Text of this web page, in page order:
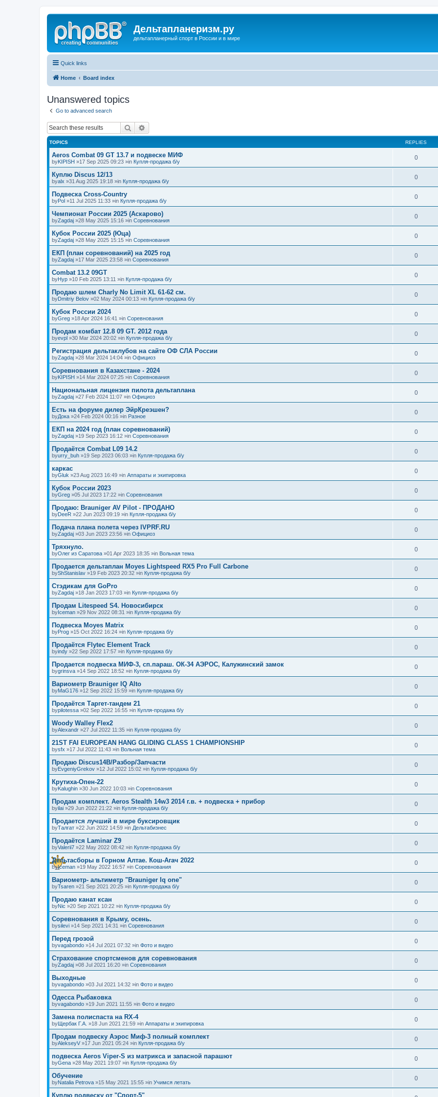
Дельтапланеризм.ру
дельтапланерный спорт в России и в мире
Quick links
Home Board index
Unanswered topics
Go to advanced search
Search
TOPICS REPLIES
Aeros Combat 09 GT 13.7 и подвеске МИФ
byKIPISH »17 Sep 2025 09:23 »in Купля-продажа б/у
0
Куплю Discus 12/13
byalx »31 Aug 2025 19:18 »in Купля-продажа б/у
0
Подвеска Cross-Country
byPol »11 Jul 2025 11:33 »in Купля-продажа б/у
0
Чемпионат России 2025 (Аскарово)
byZagdaj »28 May 2025 15:16 »in Соревнования
0
Кубок России 2025 (Юца)
byZagdaj »28 May 2025 15:15 »in Соревнования
0
ЕКП (план соревнований) на 2025 год
byZagdaj »17 Mar 2025 23:58 »in Соревнования
0
Combat 13.2 09GT
byНур »10 Feb 2025 13:11 »in Купля-продажа б/у
0
Продаю шлем Charly No Limit XL 61-62 см.
byDmitriy Belov »02 May 2024 00:13 »in Купля-продажа б/у
0
Кубок России 2024
byGreg »18 Apr 2024 16:41 »in Соревнования
0
Продам комбат 12.8 09 GT. 2012 года
byevpl »30 Mar 2024 20:02 »in Купля-продажа б/у
0
Регистрация дельтаклубов на сайте ОФ СЛА России
byZagdaj »28 Mar 2024 14:04 »in Официоз
0
Соревнования в Казахстане - 2024
byKIPISH »14 Mar 2024 07:25 »in Соревнования
0
Национальная лицензия пилота дельтаплана
byZagdaj »27 Feb 2024 11:07 »in Официоз
0
Есть на форуме дилер ЭйрКреэшен?
byДока »24 Feb 2024 00:16 »in Разное
0
ЕКП на 2024 год (план соревнований)
byZagdaj »19 Sep 2023 16:12 »in Соревнования
0
Продаётся Combat L09 14.2
byurry_buh »19 Sep 2023 06:03 »in Купля-продажа б/у
0
каркас
byGluk »23 Aug 2023 16:49 »in Аппараты и экипировка
0
Кубок России 2023
byGreg »05 Jul 2023 17:22 »in Соревнования
0
Продаю: Brauniger AV Pilot - ПРОДАНО
byDeeR »22 Jun 2023 09:19 »in Купля-продажа б/у
0
Подача плана полета через IVPRF.RU
byZagdaj »03 Jun 2023 23:56 »in Официоз
0
Тряхнуло.
byОлег из Саратова »01 Apr 2023 18:35 »in Вольная тема
0
Продается дельтаплан Moyes Lightspeed RX5 Pro Full Carbone
byShStanislav »19 Feb 2023 20:32 »in Купля-продажа б/у
0
Стэдикам для GoPro
byZagdaj »18 Jan 2023 17:03 »in Купля-продажа б/у
0
Продам Litespeed S4. Новосибирск
byIceman »29 Nov 2022 08:31 »in Купля-продажа б/у
0
Подвеска Moyes Matrix
byProg »15 Oct 2022 16:24 »in Купля-продажа б/у
0
Продаётся Flytec Element Track
byindy »22 Sep 2022 17:57 »in Купля-продажа б/у
0
Продается подвеска МИФ-3, сп.параш. ОК-34 АЭРОС, Калужинский замок
bygrinsva »14 Sep 2022 18:52 »in Купля-продажа б/у
0
Вариометр Brauniger IQ Alto
byMaG176 »12 Sep 2022 15:59 »in Купля-продажа б/у
0
Продаётся Таргет-тандем 21
bypilotessa »02 Sep 2022 16:55 »in Купля-продажа б/у
0
Woody Walley Flex2
byAlexandr »27 Jul 2022 11:35 »in Купля-продажа б/у
0
21ST FAI EUROPEAN HANG GLIDING CLASS 1 CHAMPIONSHIP
bysfx »17 Jul 2022 11:43 »in Вольная тема
0
Продаю Discus14B/Разбор/Запчасти
byEvgeniyGrekov »12 Jul 2022 15:02 »in Купля-продажа б/у
0
Крутиха-Опен-22
byKalughin »30 Jun 2022 10:03 »in Соревнования
0
Продам комплект. Aeros Stealth 14w3 2014 г.в. + подвеска + прибор
byilai »29 Jun 2022 21:22 »in Купля-продажа б/у
0
Продается лучший в мире буксировщик
byТалгат »22 Jun 2022 14:59 »in Дельтабизнес
0
Продаётся Laminar Z9
byValerii7 »22 May 2022 08:42 »in Купля-продажа б/у
0
Дельтасборы в Горном Алтае. Кош-Агач 2022
byIceman »19 May 2022 16:57 »in Соревнования
0
Вариометр- альтиметр "Brauniger Iq one"
byTsaren »21 Sep 2021 20:25 »in Купля-продажа б/у
0
Продаю канат ксан
byNic »20 Sep 2021 10:22 »in Купля-продажа б/у
0
Соревнования в Крыму, осень.
bysilevi »14 Sep 2021 14:31 »in Соревнования
0
Перед грозой
byvagabondo »14 Jul 2021 07:32 »in Фото и видео
0
Страхование спортсменов для соревнования
byZagdaj »08 Jul 2021 16:20 »in Соревнования
0
Выходные
byvagabondo »03 Jul 2021 14:32 »in Фото и видео
0
Одесса Рыбаковка
byvagabondo »19 Jun 2021 11:55 »in Фото и видео
0
Замена полиспаста на RX-4
byЩербак Г.А. »18 Jun 2021 21:59 »in Аппараты и экипировка
0
Продам подвеску Аэрос Миф-3 полный комплект
byAlekseyV »17 Jun 2021 05:24 »in Купля-продажа б/у
0
подвеска Aeros Viper-S из матрикса и запасной парашют
byGena »28 May 2021 19:07 »in Купля-продажа б/у
0
Обучение
byNatalia Petrova »15 May 2021 15:55 »in Учимся летать
0
Куплю подвеску от "Спорт-5"